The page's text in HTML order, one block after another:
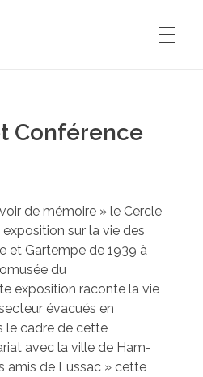
Conférence
de mémoire » le Cercle
exposition sur la vie des
et Gartempe de 1939 à
du
exposition raconte la vie
évacués en
le cadre de cette
avec la ville de Ham-
amis de Lussac » cette